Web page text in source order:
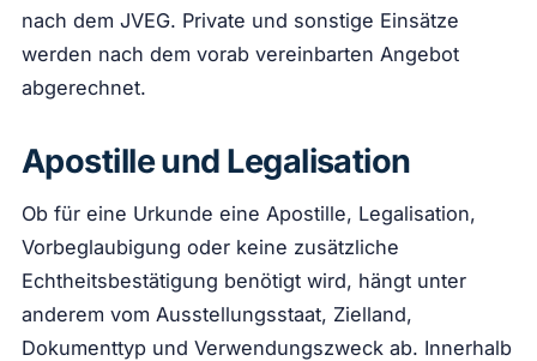
nach dem JVEG. Private und sonstige Einsätze
werden nach dem vorab vereinbarten Angebot
abgerechnet.
Apostille und Legalisation
Ob für eine Urkunde eine Apostille, Legalisation,
Vorbeglaubigung oder keine zusätzliche
Echtheitsbestätigung benötigt wird, hängt unter
anderem vom Ausstellungsstaat, Zielland,
Dokumenttyp und Verwendungszweck ab. Innerhalb